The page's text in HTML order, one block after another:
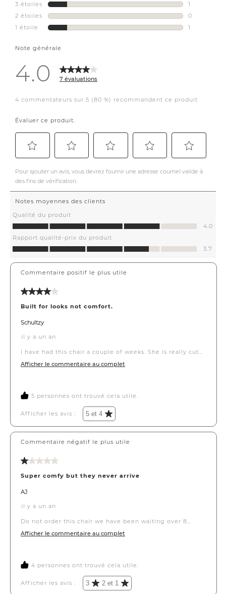
add the perfect amount
of detail. An overall
cozy corner.
#myurbanbarn
#interiordesign
#luxuryliving